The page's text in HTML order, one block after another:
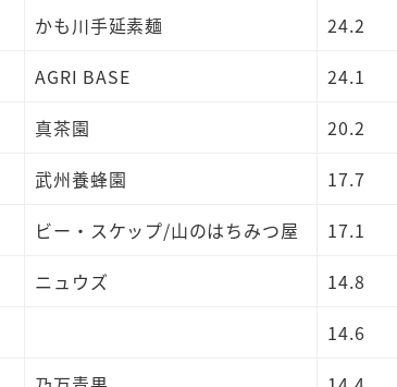
かも川手延素麺
24.2
AGRI BASE
24.1
真茶園
20.2
武州養蜂園
17.7
ビー・スケップ/山のはちみつ屋
17.1
ニュウズ
14.8
14.6